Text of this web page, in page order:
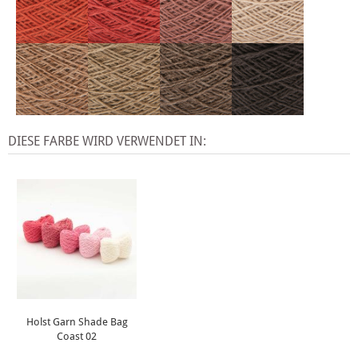
DIESE FARBE WIRD VERWENDET IN:
Holst Garn Shade Bag
Coast 02